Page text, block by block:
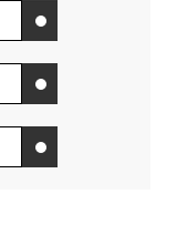
‌
‌
‌